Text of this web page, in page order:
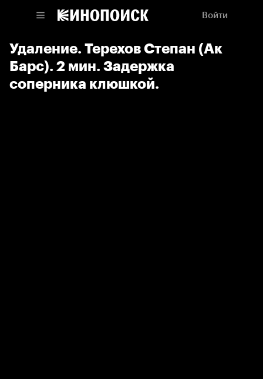
Войти
Удаление. Терехов Степан (Ак
Барс). 2 мин. Задержка
соперника клюшкой.